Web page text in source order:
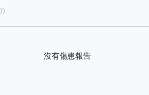
歷史成績，包括日期、名
精益飛駒（L386）— 傷患紀錄
沒有傷患報告